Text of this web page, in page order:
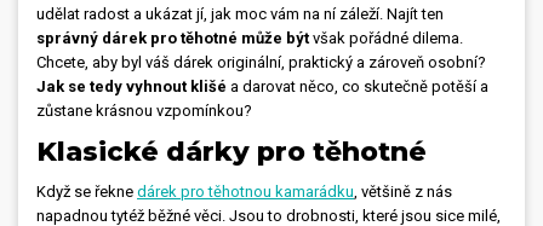
Přívěsky, dog tagy, odznaky
Tašky, vaky, ruksaky
Dárečky
+420 516 770 521 eshop@faxcopy.cz
udělat radost a ukázat jí, jak moc vám na ní záleží. Najít ten
správný dárek pro těhotné může být však pořádné dilema.
Chcete, aby byl váš dárek originální, praktický a zároveň osobní?
Jak se tedy vyhnout klišé a darovat něco, co skutečně potěší a
zůstane krásnou vzpomínkou?
Klasické dárky pro těhotné
Když se řekne dárek pro těhotnou kamarádku, většině z nás
napadnou tytéž běžné věci. Jsou to drobnosti, které jsou sice milé,